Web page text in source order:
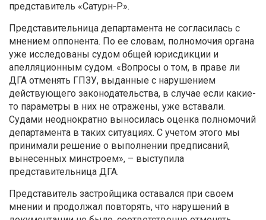
представитель «Сатурн-Р».
Представительница департамента не согласилась с
мнением оппонента. По ее словам, полномочия органа
уже исследованы судом общей юрисдикции и
апелляционным судом. «Вопросы о том, в праве ли
ДГА отменять ГПЗУ, выданные с нарушением
действующего законодательства, в случае если какие-
то параметры в них не отражены, уже вставали.
Судами неоднократно выносилась оценка полномочий
департамента в таких ситуациях. С учетом этого мы
принимали решение о выполнении предписаний,
вынесенных минстроем», – выступила
представительница ДГА.
Представитель застройщика оставался при своем
мнении и продолжал повторять, что нарушений в